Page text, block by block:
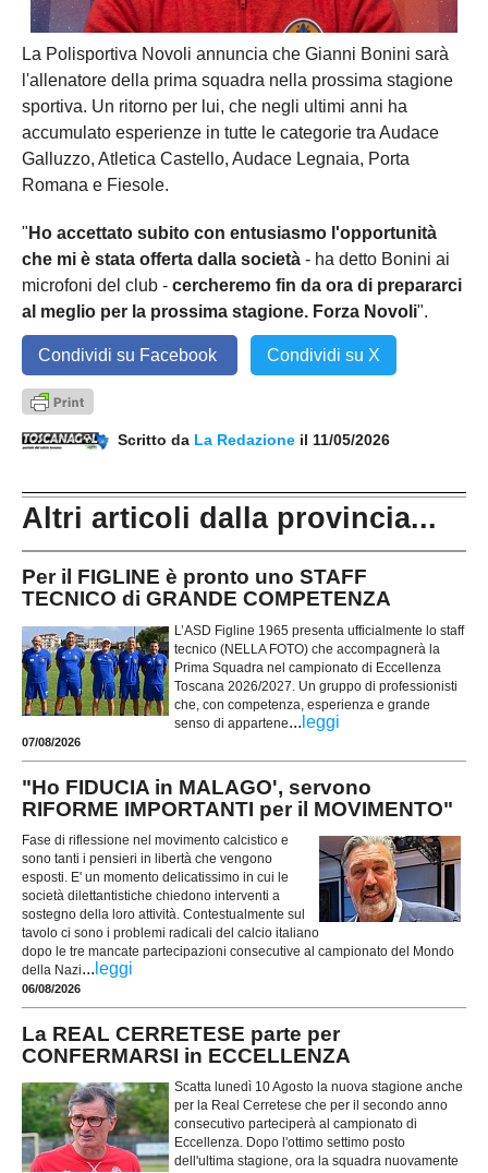
La Polisportiva Novoli annuncia che Gianni Bonini sarà
l'allenatore della prima squadra nella prossima stagione
sportiva. Un ritorno per lui, che negli ultimi anni ha
accumulato esperienze in tutte le categorie tra Audace
Galluzzo, Atletica Castello, Audace Legnaia, Porta
Romana e Fiesole.
" Ho accettato subito con entusiasmo l'opportunità
che mi è stata offerta dalla società - ha detto Bonini ai
microfoni del club - cercheremo fin da ora di prepararci
al meglio per la prossima stagione. Forza Novoli".
Condividi su Facebook Condividi su X
Scritto da La Redazione il 11/05/2026
Altri articoli dalla provincia...
Per il FIGLINE è pronto uno STAFF
TECNICO di GRANDE COMPETENZA
L’ASD Figline 1965 presenta ufficialmente lo staff
tecnico (NELLA FOTO) che accompagnerà la
Prima Squadra nel campionato di Eccellenza
Toscana 2026/2027. Un gruppo di professionisti
che, con competenza, esperienza e grande
senso di appartene... leggi
07/08/2026
"Ho FIDUCIA in MALAGO', servono
RIFORME IMPORTANTI per il MOVIMENTO"
Fase di riflessione nel movimento calcistico e
sono tanti i pensieri in libertà che vengono
esposti. E' un momento delicatissimo in cui le
società dilettantistiche chiedono interventi a
sostegno della loro attività. Contestualmente sul
tavolo ci sono i problemi radicali del calcio italiano
dopo le tre mancate partecipazioni consecutive al campionato del Mondo
della Nazi... leggi
06/08/2026
La REAL CERRETESE parte per
CONFERMARSI in ECCELLENZA
Scatta lunedì 10 Agosto la nuova stagione anche
per la Real Cerretese che per il secondo anno
consecutivo parteciperà al campionato di
Eccellenza. Dopo l'ottimo settimo posto
dell'ultima stagione, ora la squadra nuovamente